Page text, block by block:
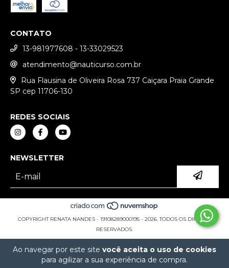
Ao navegar por este site você aceita o uso de cookies
para agilizar a sua experiência de compra.
CONTATO
13-981977608 - 13-33029523
atendimento@nauticurso.com.br
Rua Flausina de Oliveira Rosa 737 Caiçara Praia Grande
SP cep 11706-130
REDES SOCIAIS
NEWSLETTER
COPYRIGHT RENATA NANDES - 19108289000195 - 2026. TODOS OS DIREITOS
RESERVADOS.